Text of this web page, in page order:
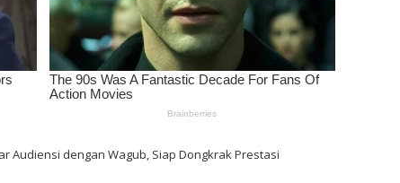
Audiensi dengan Wagub, Siap Dongkrak Prestasi